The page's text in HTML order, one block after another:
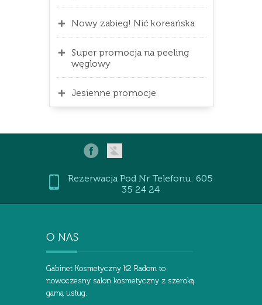
Nowy zabieg! Nić koreańska
Super promocja na peeling
węglowy
Jesienne promocje
Rezerwacja Pod Nr Telefonu: 605
35 24 24
Gabinet Kosmetyczny K2 Radom to
nowoczesny salon kosmetyczny z szeroką
gamą usług.